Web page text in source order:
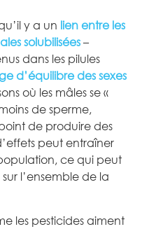
y a un lien entre les
solubilisées–
dans les pilules
d’équilibre des sexes
où les mâles se «
de sperme,
de produire des
peut entraîner
ce qui peut
l’ensemble de la
les pesticides aiment